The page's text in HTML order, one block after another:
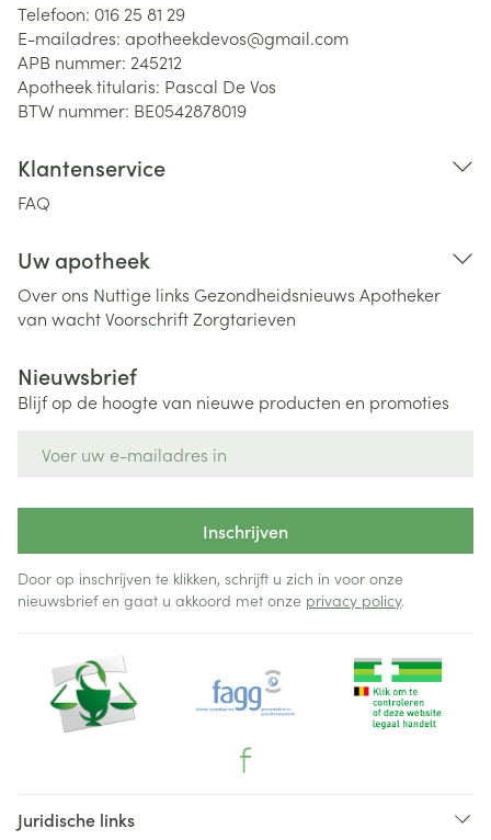
Telefoon: 016 25 81 29
E-mailadres: apotheekdevos@gmail.com
APB nummer: 245212
Apotheek titularis: Pascal De Vos
BTW nummer: BE0542878019
Klantenservice
FAQ
Uw apotheek
Over ons Nuttige links Gezondheidsnieuws Apotheker
van wachtVoorschriftZorgtarieven
Nieuwsbrief
Blijf op de hoogte van nieuwe producten en promoties
Inschrijven
Door op inschrijven te klikken, schrijft u zich in voor onze
nieuwsbrief en gaat u akkoord met onze privacy policy.
Juridische links